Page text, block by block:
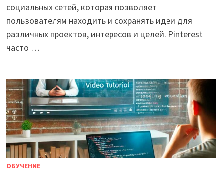
социальных сетей, которая позволяет
пользователям находить и сохранять идеи для
различных проектов, интересов и целей. Pinterest
часто …
ОБУЧЕНИЕ